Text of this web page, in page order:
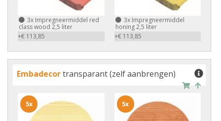
3x Impregneermiddel red
class wood 2,5 liter
+€ 113,85
3xImpregneermiddel
honing 2,5 liter
+€ 113,85
Embadecortransparant (zelf aanbrengen)
5x 5x